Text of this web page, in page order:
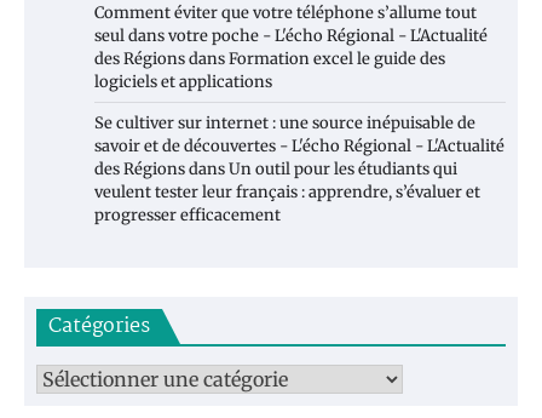
Comment éviter que votre téléphone s’allume tout
seul dans votre poche - L'écho Régional - L'Actualité
des RégionsdansFormation excel le guide des
logiciels et applications
Se cultiver sur internet : une source inépuisable de
savoir et de découvertes - L'écho Régional - L'Actualité
des RégionsdansUn outil pour les étudiants qui
veulent tester leur français : apprendre, s’évaluer et
progresser efficacement
Catégories
Catégories